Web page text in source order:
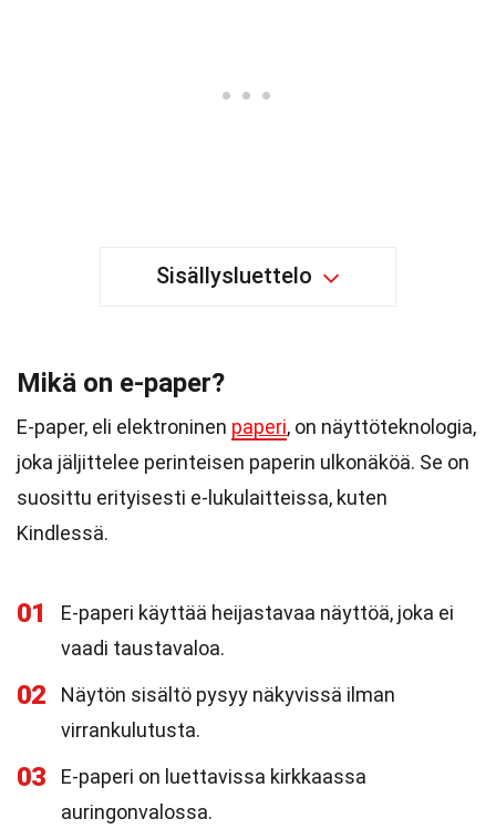
Sisällysluettelo
Mikä on e-paper?
E-paper, eli elektroninen paperi, on näyttöteknologia,
joka jäljittelee perinteisen paperin ulkonäköä. Se on
suosittu erityisesti e-lukulaitteissa, kuten
Kindlessä.
01
E-paperi käyttää heijastavaa näyttöä, joka ei
vaadi taustavaloa.
02
Näytön sisältö pysyy näkyvissä ilman
virrankulutusta.
03
E-paperi on luettavissa kirkkaassa
auringonvalossa.